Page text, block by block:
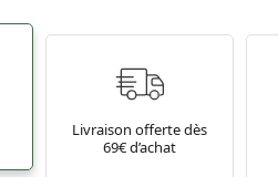
Livraison offerte dès
69€ d’achat